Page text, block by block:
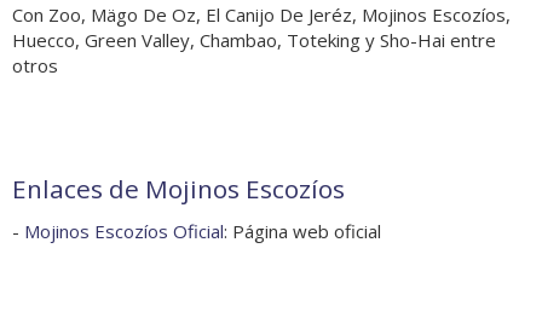
Con Zoo, Mägo De Oz, El Canijo De Jeréz, Mojinos Escozíos,
Huecco, Green Valley, Chambao, Toteking y Sho-Hai entre
otros
Enlaces de Mojinos Escozíos
- Mojinos Escozíos Oficial: Página web oficial